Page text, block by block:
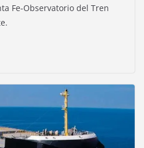
Fe-Observatorio del Tren